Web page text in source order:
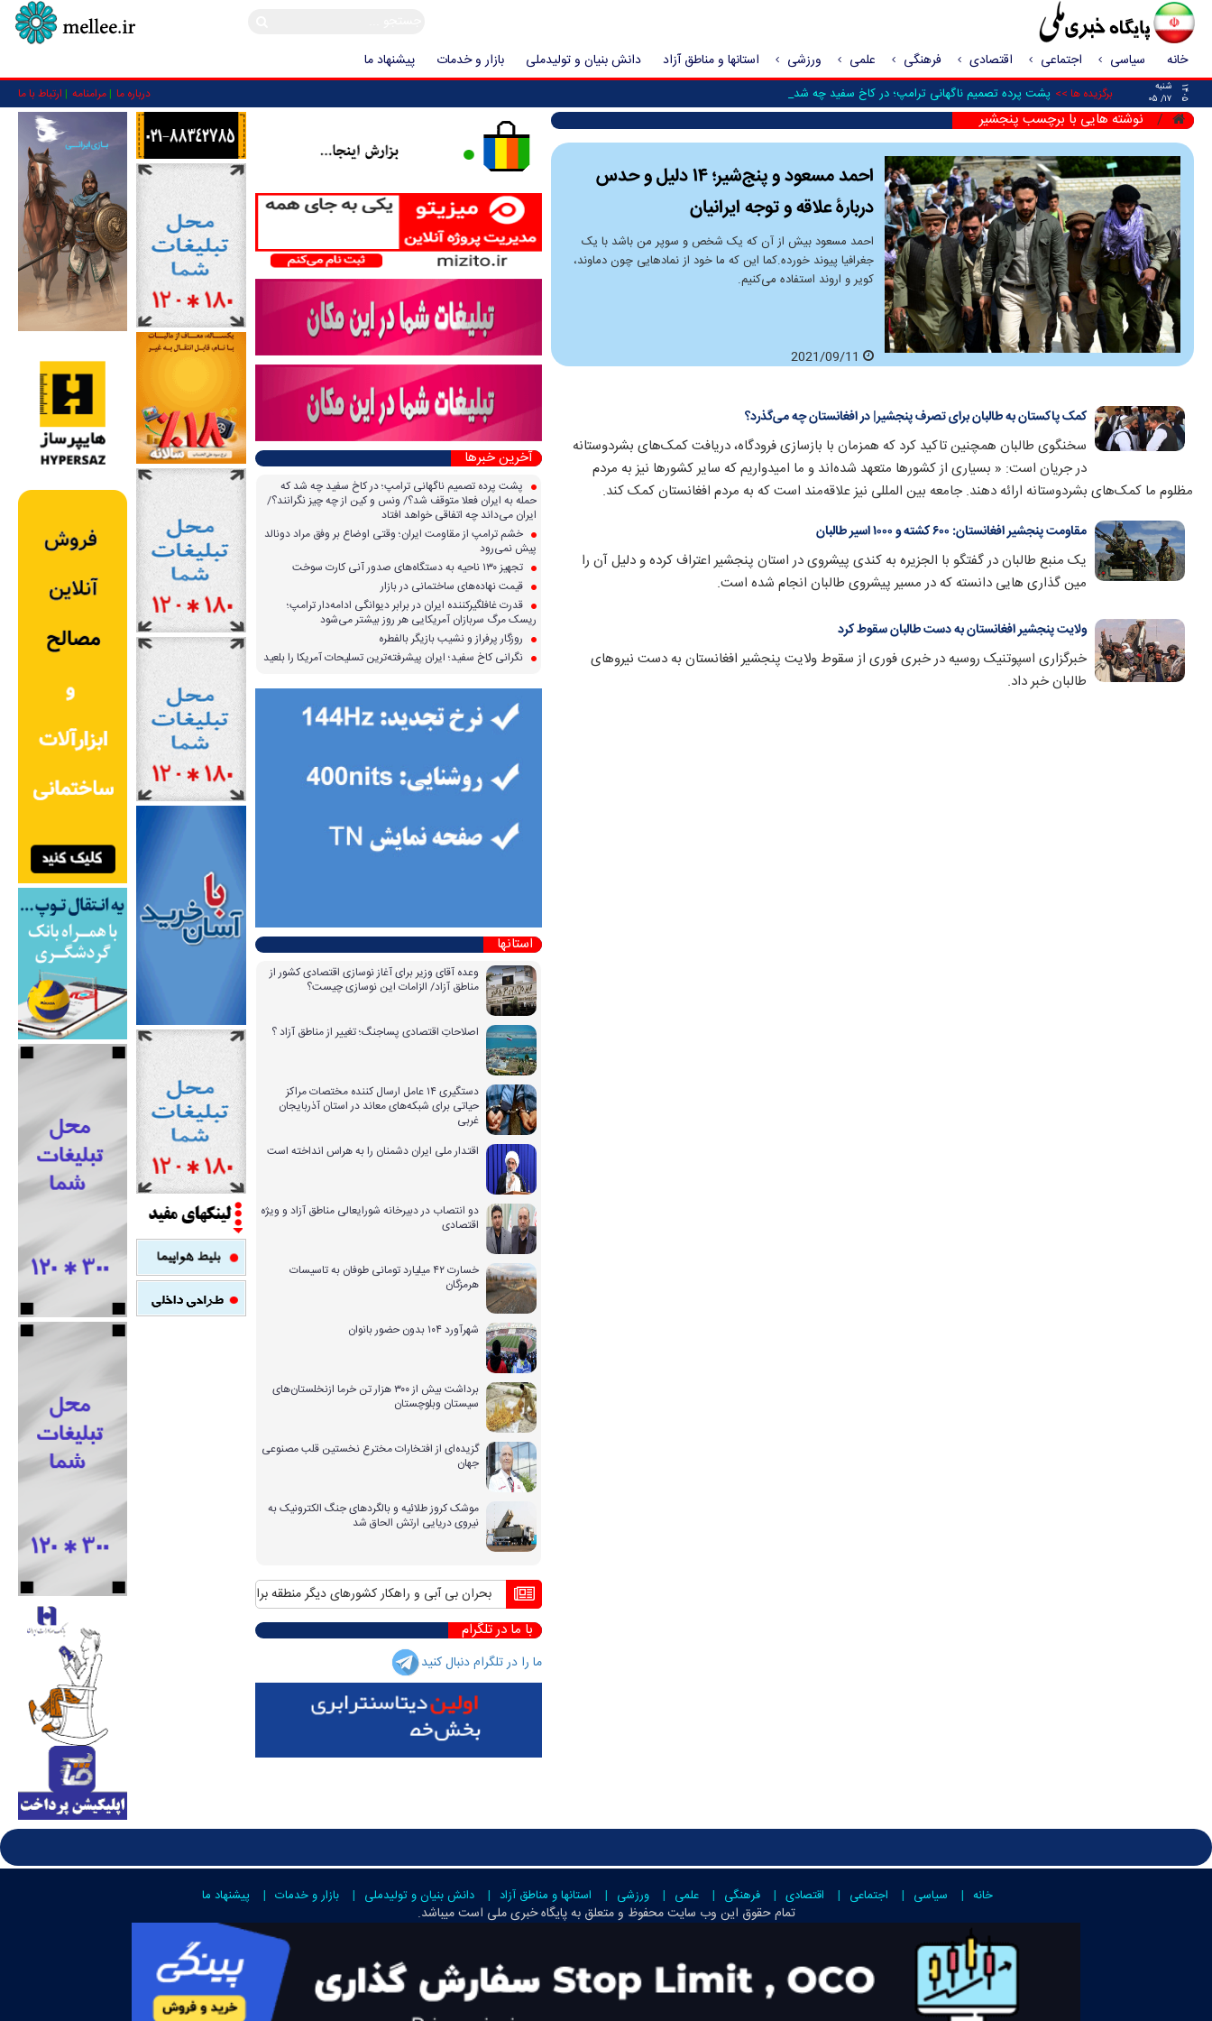
خانه سیاسی اجتماعی اقتصادی فرهنگی علمی ورزشی استانها و مناطق آزاد دانش بنیان و تولیدملی بازار و خدمات پیشنهاد ما
۱۴۰۵
شنبه
۱۷/ ۰۵
برگزیده ها >> پشت پرده تصمیم ناگهانی ترامپ؛ در کاخ سفید چه شد که حمله_ درباره ما مرامنامه ارتباط با ما
نوشته هایی با برچسب پنجشیر
احمد مسعود و پنج‌شیر؛ ۱۴ دلیل و حدس
دربارۀ علاقه و توجه ایرانیان
احمد مسعود بیش از آن که یک شخص و سوپر من باشد با یک
جغرافیا پیوند خورده.کما این که ما خود از نمادهایی چون دماوند،
کویر و اروند استفاده می‌کنیم.
2021/09/11
کمک پاکستان به طالبان برای تصرف پنجشیر| در افغانستان چه می‌گذرد؟
سخنگوی طالبان همچنین تاکید کرد که همزمان با بازسازی فرودگاه،‌ دریافت کمک‌های بشردوستانه
در جریان است: « بسیاری از کشورها متعهد شده‌اند و ما امیدواریم که سایر کشورها نیز به مردم
مظلوم ما کمک‌های بشردوستانه ارائه دهند. جامعه بین المللی نیز علاقه‌مند است که به مردم افغانستان کمک کند.
مقاومت پنجشیر افغانستان: ۶۰۰ کشته و ۱۰۰۰ اسیر طالبان
یک منبع طالبان در گفتگو با الجزیره به کندی پیشروی در استان پنجشیر اعتراف کرده و دلیل آن را
مین گذاری هایی دانسته که در مسیر پیشروی طالبان انجام شده است.
ولایت پنجشیر افغانستان به دست طالبان سقوط کرد
خبرگزاری اسپوتنیک روسیه در خبری فوری از سقوط ولایت پنجشیر افغانستان به دست نیروهای
طالبان خبر داد.
آخرین خبرها
پشت پرده تصمیم ناگهانی ترامپ؛ در کاخ سفید چه شد که
حمله به ایران فعلا متوقف شد؟/ ونس و کین از چه چیز نگرانند؟/
ایران می‌داند چه اتفاقی خواهد افتاد
خشم ترامپ از مقاومت ایران؛ وقتی اوضاع بر وفق مراد دونالد
پیش نمی‌رود
تجهیز ۱۳۰ ناحیه به دستگاه‌های صدور آنی کارت سوخت
قیمت نهاده‌های ساختمانی در بازار
قدرت غافلگیرکننده ایران در برابر دیوانگی ادامه‌دار ترامپ؛
ریسک مرگ سربازان آمریکایی هر روز بیشتر می‌شود
روزگار پرفراز و نشیب بازیگر بالفطره
نگرانی کاخ سفید؛ ایران پیشرفته‌ترین تسلیحات آمریکا را بلعید
استانها
وعده آقای وزیر برای آغاز نوسازی اقتصادی کشور از
مناطق آزاد/ الزامات این نوسازی چیست؟
اصلاحاتِ اقتصادی پساجنگ؛ تغییر از مناطق آزاد ؟
دستگیری ۱۴ عامل ارسال کننده مختصات مراکز
حیاتی برای شبکه‌های معاند در استان آذربایجان
غربی
اقتدار ملی ایران دشمنان را به هراس انداخته است
دو انتصاب در دبیرخانه شورایعالی مناطق آزاد و ویژه
اقتصادی
خسارت ۴۲ میلیارد تومانی طوفان به تاسیسات
هرمزگان
شهرآورد ۱۰۴ بدون حضور بانوان
برداشت بیش از ۳۰۰ هزار تن خرما ازنخلستان‌های
سیستان وبلوچستان
گزیده‌ای از افتخارات مخترع نخستین قلب مصنوعی
جهان
موشک کروز طلائیه و بالگردهای جنگ الکترونیک به
نیروی دریایی ارتش الحاق شد
بحران بی آبی و راهکار کشورهای دیگر منطقه برای مواجهه با آن منافع پایدار ایران در شانگهای چیست؟
با ما در تلگرام
ما را در تلگرام دنبال کنید
خانه سیاسی اجتماعی اقتصادی فرهنگی علمی ورزشی استانها و مناطق آزاد دانش بنیان و تولیدملی بازار و خدمات پیشنهاد ما
تمام حقوق این وب سایت محفوظ و متعلق بهپایگاه خبری ملی استمیباشد.